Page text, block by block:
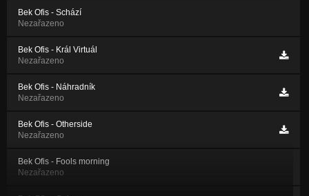
Bek Ofis - Schází
Nezařazeno
Bek Ofis - Král Virtuál
Nezařazeno
Bek Ofis - Náhradník
Nezařazeno
Bek Ofis - Otherside
Nezařazeno
Bek Ofis - Fools morning
Nezařazeno